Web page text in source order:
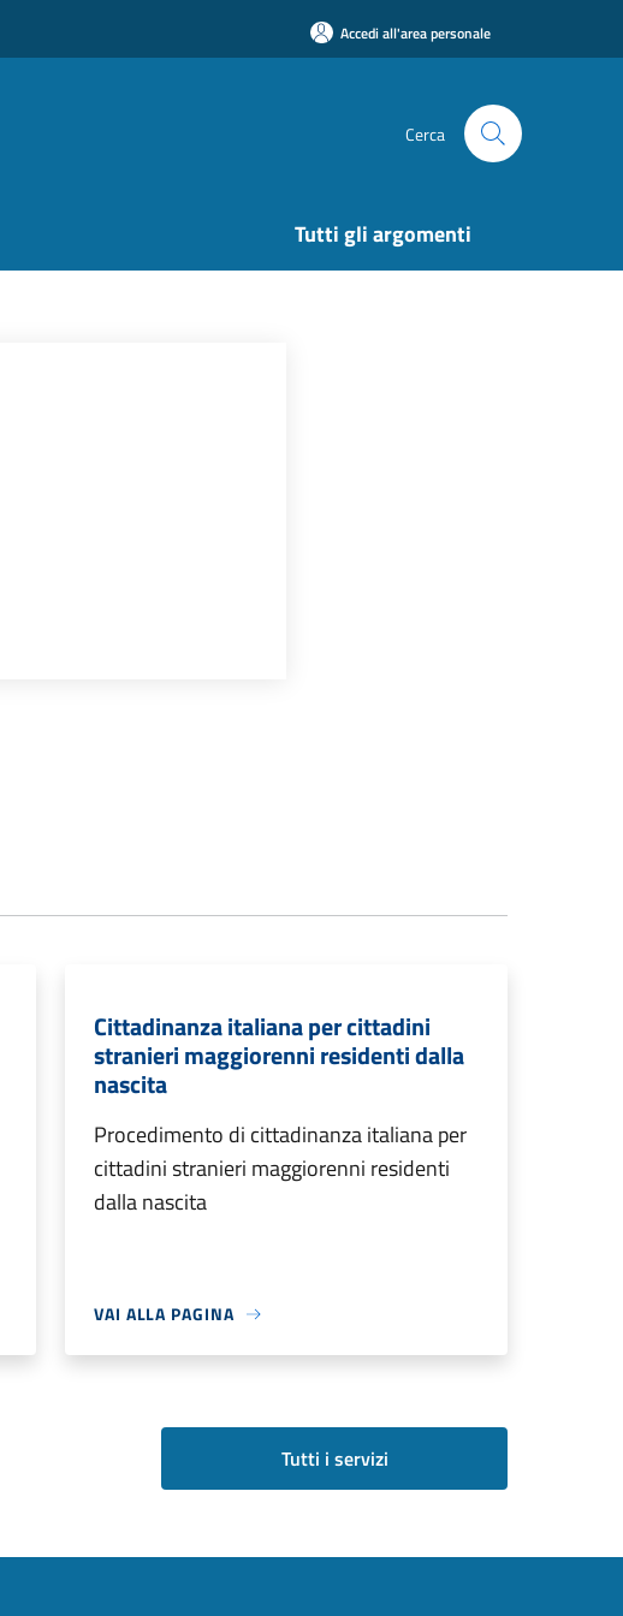
Accedi all'area personale
Cerca
Tutti gli argomenti
Cittadinanza italiana per cittadini
stranieri maggiorenni residenti dalla
nascita
Procedimento di cittadinanza italiana per
cittadini stranieri maggiorenni residenti
dalla nascita
VAI ALLA PAGINA
Tutti i servizi